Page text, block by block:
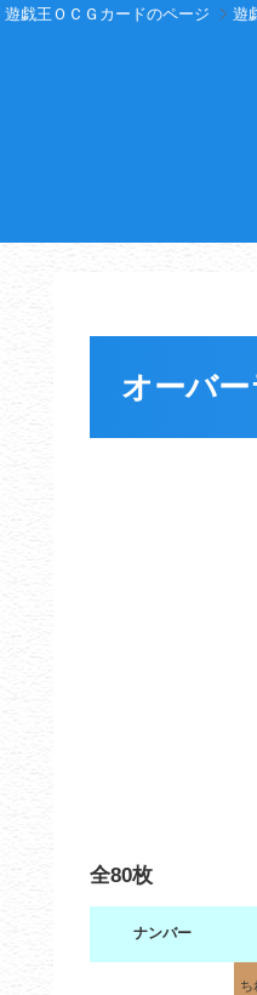
遊戯王ＯＣＧカードのページ 遊
オーバ
全80枚
ナンバー
ち